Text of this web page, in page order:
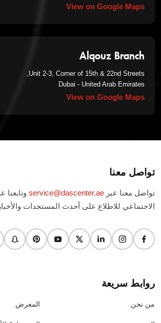
View on Google Maps
Alqouz Branch
Unit 2-3, Corner of 15th & 22nd Streets,
Dubai - United Arab Emirates
View on Google Maps
تواصل معنا
تواصل معنا عبر service@dascenter.ae
الاجتماعي للاطلاع على أحدث المستجدات
روابط سريعة
من نحن المعرض